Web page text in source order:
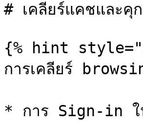
# เคลียร์แคชและ
{% hint
การเคลียร์
* การ Sign-in ใ